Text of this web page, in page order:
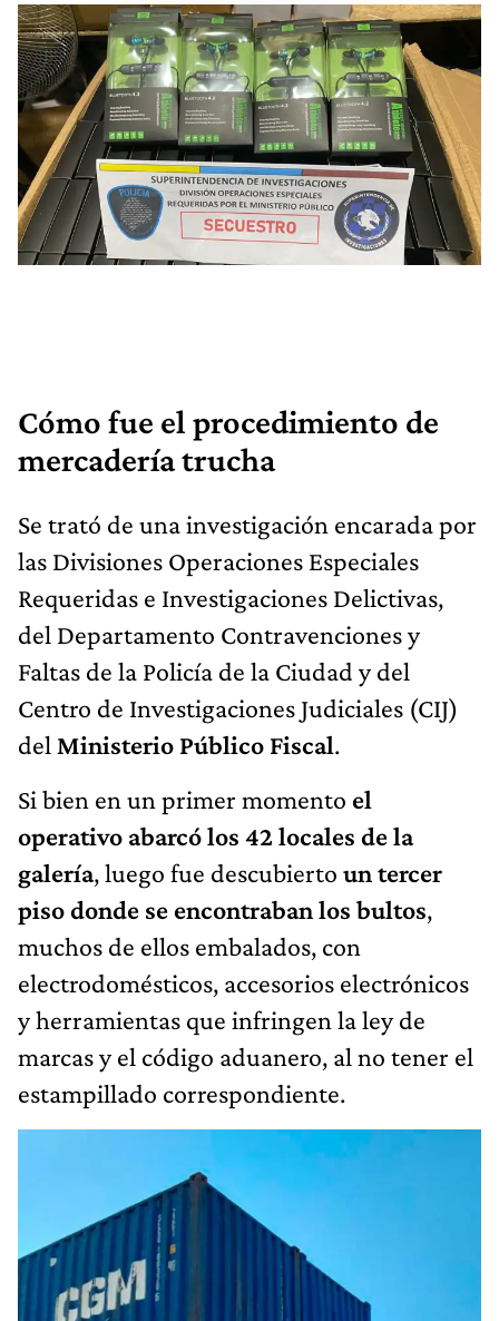
Cómo fue el procedimiento de
mercadería trucha
Se trató de una investigación encarada por
las Divisiones Operaciones Especiales
Requeridas e Investigaciones Delictivas,
del Departamento Contravenciones y
Faltas de la Policía de la Ciudad y del
Centro de Investigaciones Judiciales (CIJ)
del Ministerio Público Fiscal.
Si bien en un primer momento el
operativo abarcó los 42 locales de la
galería, luego fue descubierto un tercer
piso donde se encontraban los bultos,
muchos de ellos embalados, con
electrodomésticos, accesorios electrónicos
y herramientas que infringen la ley de
marcas y el código aduanero, al no tener el
estampillado correspondiente.